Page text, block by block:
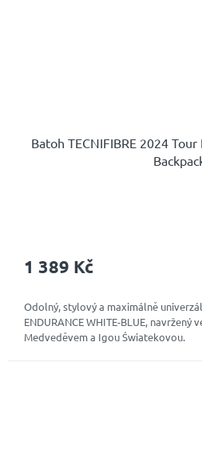
Batoh TECNIFIBRE 2024
1 389 Kč
Odolný, stylový a maximálně
ENDURANCE WHITE-BLUE, navržený
Medveděvem a Igou Światekovou.